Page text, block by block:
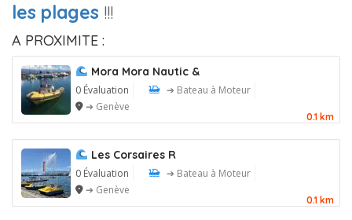
les plages !!!
A PROXIMITE :
Mora Mora Nautic &
0 Évaluation
➔ Bateau à Moteur
➔ Genève
0.1 km
Les Corsaires R
0 Évaluation
➔ Bateau à Moteur
➔ Genève
0.1 km